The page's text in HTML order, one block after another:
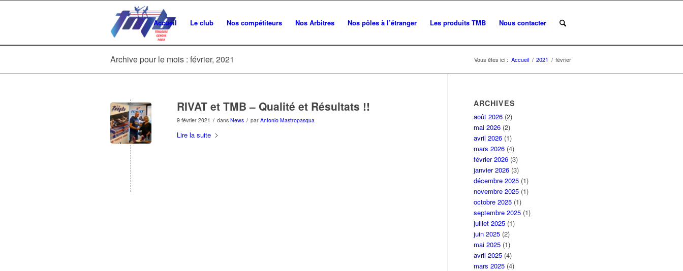
Accueil Le club Nos compétiteurs Nos Arbitres Nos pôles à l’étranger Les produits TMB Nous contacter
Archive pour le mois : février, 2021 Vous êtes ici : Accueil / 2021 / février
RIVAT et TMB – Qualité et Résultats !!
9 février 2021 / dans News / par Antonio Mastropasqua
Lire la suite
ARCHIVES
août 2026 (2)
mai 2026 (2)
avril 2026 (1)
mars 2026 (4)
février 2026 (3)
janvier 2026 (3)
décembre 2025 (1)
novembre 2025 (1)
octobre 2025 (1)
septembre 2025 (1)
juillet 2025 (1)
juin 2025 (2)
mai 2025 (1)
avril 2025 (4)
mars 2025 (4)